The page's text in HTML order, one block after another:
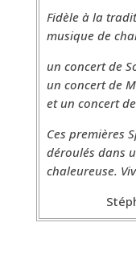
Fidèle à la
musique de
un concert de
un concert de
et un concert
Ces premières
déroulés dans
chaleureuse.